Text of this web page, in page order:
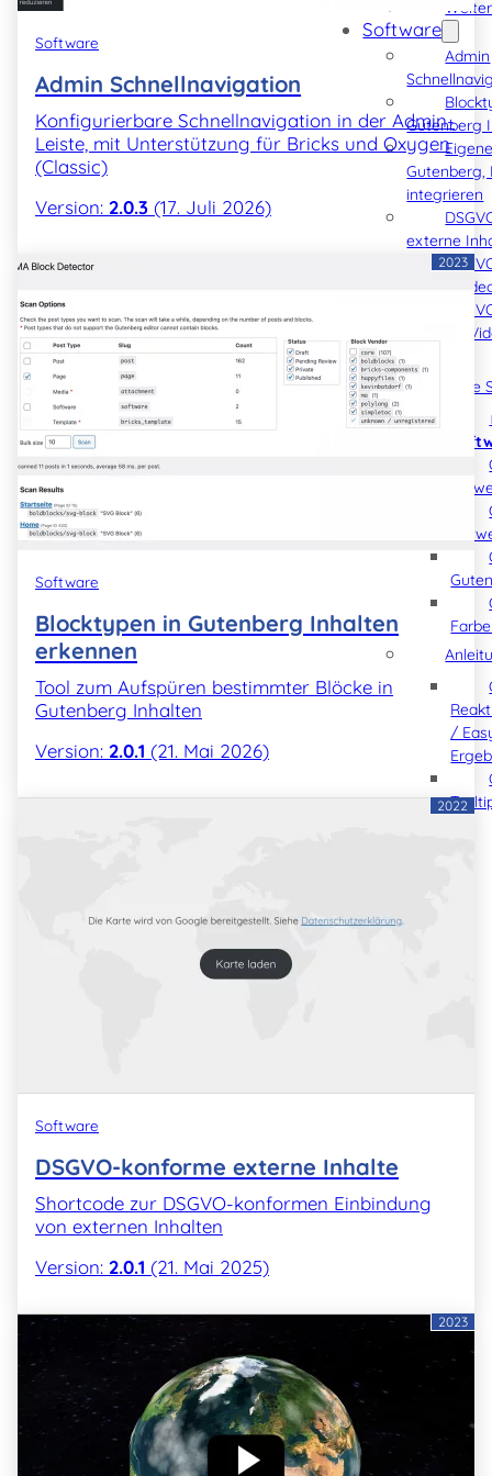
Software
Admin
Gutenberg
Gutenberg,
integrieren
externe
Vimeo
YouTube
Blog
Code
/
Software
Admin Schnellnavigation
Konfigurierbare Schnellnavigation in der Admin-
Leiste, mit Unterstützung für Bricks und Oxygen
(Classic)
Version: 2.0.3 (17. Juli 2026)
2023
Software
Blocktypen in Gutenberg Inhalten
erkennen
Tool zum Aufspüren bestimmter Blöcke in
Gutenberg Inhalten
Version: 2.0.1 (21. Mai 2026)
2022
Software
DSGVO-konforme externe Inhalte
Shortcode zur DSGVO-konformen Einbindung
von externen Inhalten
Version: 2.0.1 (21. Mai 2025)
2023